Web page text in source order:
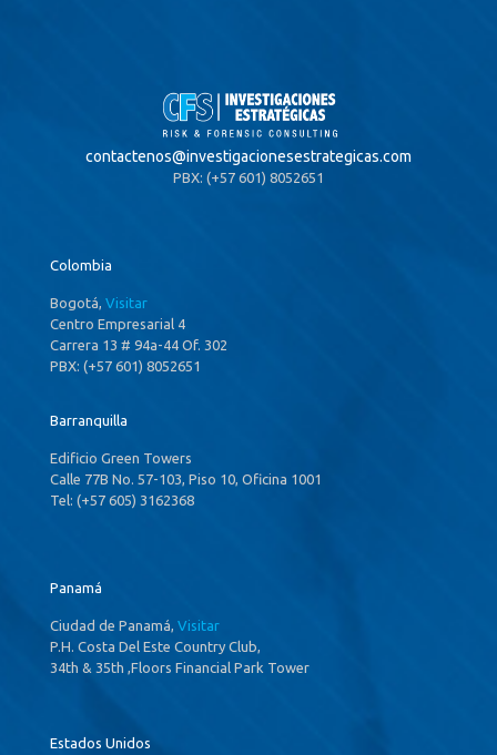
contactenos@investigacionesestrategicas.com
PBX: (+57 601) 8052651
Colombia
Bogotá, Visitar
Centro Empresarial 4
Carrera 13 # 94a-44 Of. 302
PBX: (+57 601) 8052651
Barranquilla
Edificio Green Towers
Calle 77B No. 57-103, Piso 10, Oficina 1001
Tel: (+57 605) 3162368
Panamá
Ciudad de Panamá, Visitar
P.H. Costa Del Este Country Club,
34th & 35th ,Floors Financial Park Tower
Estados Unidos